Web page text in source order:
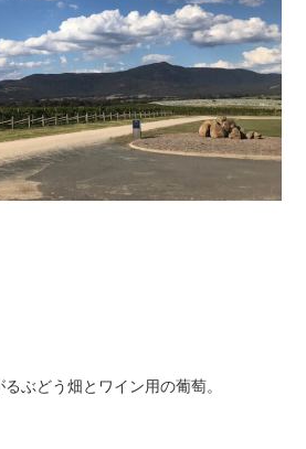
ぶどう畑とワイン用の葡萄。